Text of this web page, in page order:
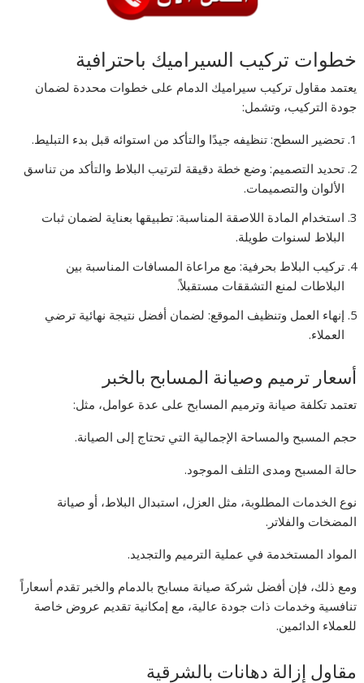
خطوات تركيب السيراميك باحترافية
يعتمد مقاول تركيب سيراميك الدمام على خطوات محددة لضمان
جودة التركيب، وتشمل:
تحضير السطح: تنظيفه جيدًا والتأكد من استوائه قبل بدء التبليط.
تحديد التصميم: وضع خطة دقيقة لترتيب البلاط والتأكد من تناسق
الألوان والتصميمات.
استخدام المادة اللاصقة المناسبة: تطبيقها بعناية لضمان ثبات
البلاط لسنوات طويلة.
تركيب البلاط بحرفية: مع مراعاة المسافات المناسبة بين
البلاطات لمنع التشققات مستقبلاً.
إنهاء العمل وتنظيف الموقع: لضمان أفضل نتيجة نهائية ترضي
العملاء.
أسعار ترميم وصيانة المسابح بالخبر
تعتمد تكلفة صيانة وترميم المسابح على عدة عوامل، مثل:
حجم المسبح والمساحة الإجمالية التي تحتاج إلى الصيانة.
حالة المسبح ومدى التلف الموجود.
نوع الخدمات المطلوبة، مثل العزل، استبدال البلاط، أو صيانة
المضخات والفلاتر.
المواد المستخدمة في عملية الترميم والتجديد.
ومع ذلك، فإن أفضل شركة صيانة مسابح بالدمام والخبر تقدم أسعاراً
تنافسية وخدمات ذات جودة عالية، مع إمكانية تقديم عروض خاصة
للعملاء الدائمين.
مقاول إزالة دهانات بالشرقية